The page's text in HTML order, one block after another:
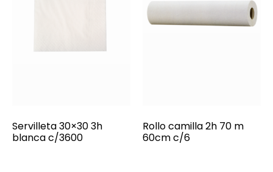
Servilleta 30×30 3h
blanca c/3600
Rollo camilla 2h 70 m
60cm c/6